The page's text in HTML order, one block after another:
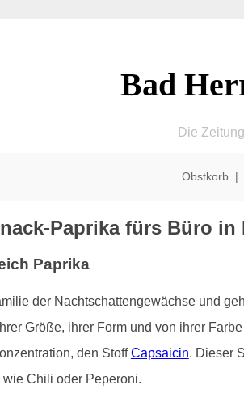
Bad
Die
Obstkorb |
Paprika fürs Büro in
Paprika
der Nachtschattengewächse und
Größe, ihrer Form und von ihrer
den StoffCapsaicin. Dieser
Chili oder Peperoni.